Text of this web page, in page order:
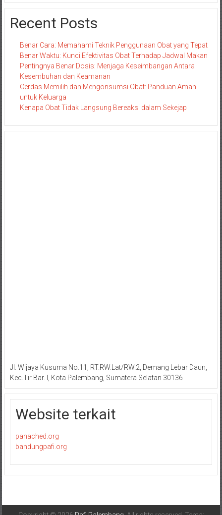
Recent Posts
Benar Cara: Memahami Teknik Penggunaan Obat yang Tepat
Benar Waktu: Kunci Efektivitas Obat Terhadap Jadwal Makan
Pentingnya Benar Dosis: Menjaga Keseimbangan Antara
Kesembuhan dan Keamanan
Cerdas Memilih dan Mengonsumsi Obat: Panduan Aman
untuk Keluarga
Kenapa Obat Tidak Langsung Bereaksi dalam Sekejap
Jl. Wijaya Kusuma No.11, RT.RW.Lat/RW.2, Demang Lebar Daun,
Kec. Ilir Bar. I, Kota Palembang, Sumatera Selatan 30136
Website terkait
panached.org
bandungpafi.org